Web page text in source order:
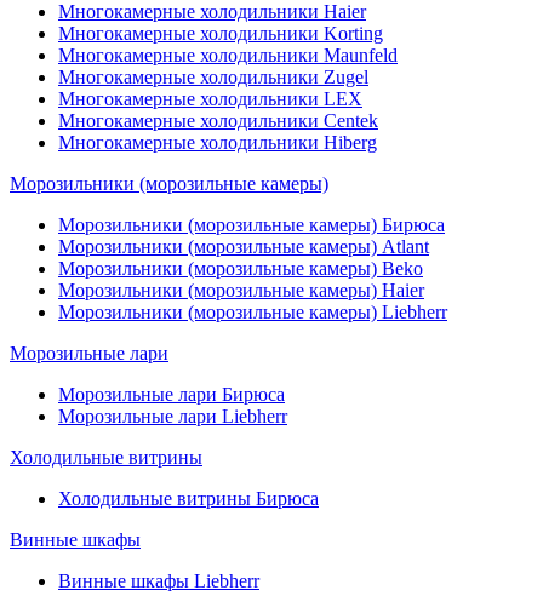
Многокамерные холодильники Haier
Многокамерные холодильники Korting
Многокамерные холодильники Maunfeld
Многокамерные холодильники Zugel
Многокамерные холодильники LEX
Многокамерные холодильники Centek
Многокамерные холодильники Hiberg
Морозильники (морозильные камеры)
Морозильники (морозильные камеры) Бирюса
Морозильники (морозильные камеры) Atlant
Морозильники (морозильные камеры) Beko
Морозильники (морозильные камеры) Haier
Морозильники (морозильные камеры) Liebherr
Морозильные лари
Морозильные лари Бирюса
Морозильные лари Liebherr
Холодильные витрины
Холодильные витрины Бирюса
Винные шкафы
Винные шкафы Liebherr